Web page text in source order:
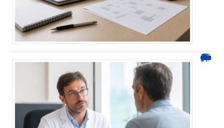
Durée d’arrêt après un stent : des repères, pas une règle fixe